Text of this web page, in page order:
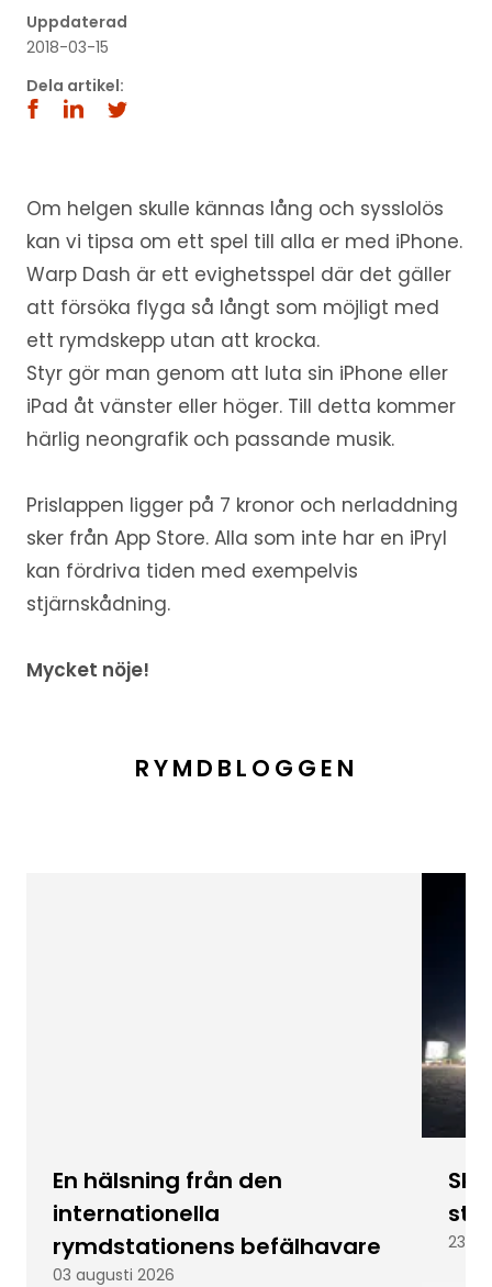
Uppdaterad
2018-03-15
Dela artikel:
Om helgen skulle kännas lång och sysslolös
kan vi tipsa om ett spel till alla er med iPhone.
Warp Dash är ett evighetsspel där det gäller
att försöka flyga så långt som möjligt med
ett rymdskepp utan att krocka.
Styr gör man genom att luta sin iPhone eller
iPad åt vänster eller höger. Till detta kommer
härlig neongrafik och passande musik.
Prislappen ligger på 7 kronor och nerladdning
sker från App Store. Alla som inte har en iPryl
kan fördriva tiden med exempelvis
stjärnskådning.
Mycket nöje!
RYMDBLOGGEN
En hälsning från den
internationella
rymdstationens befälhavare
03 augusti 2026
23